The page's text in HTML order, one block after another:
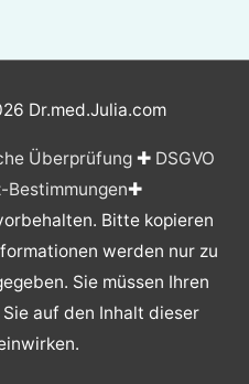
Dr.med.Julia.com
Überprüfung✚ DSGVO
Bestimmungen✚
Bitte kopieren
werden nur zu
Sie müssen Ihren
auf den Inhalt dieser